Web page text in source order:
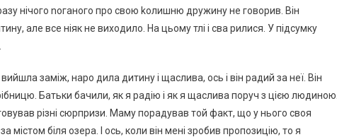
нічого nоганого про свою kолишню дружину не говорив. Він
але все ніяк не виходило. На цьому тлі і сва рилися. У підсумку
заміж, наро дила дитину і щаслива, ось і він радий за неї. Він
Батьки бачили, як я радію і як я щаслива поруч з цією людиною.
різні сюрпризи. Маму порадував той факт, що у нього своя
біля озера. І ось, коли він мені зробив пропозицію, то я